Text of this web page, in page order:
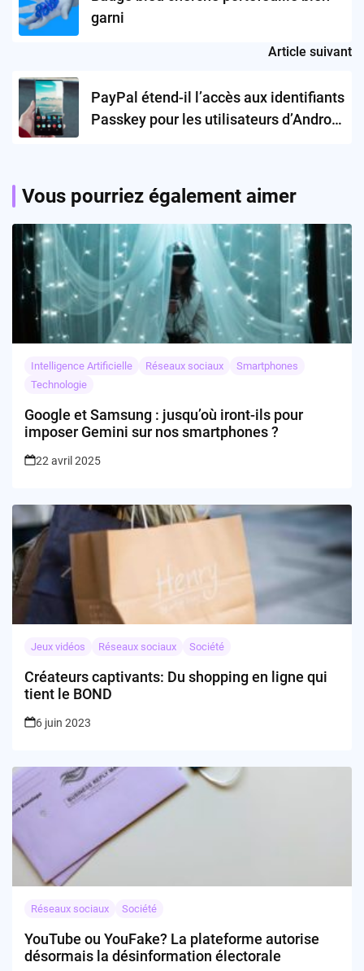
garni
Article suivant
PayPal étend-il l’accès aux identifiants
Passkey pour les utilisateurs d’Android
Vous pourriez également aimer
Intelligence Artificielle Réseaux sociaux
Smartphones
Technologie
Google et Samsung : jusqu’où iront-ils pour
imposer Gemini sur nos smartphones ?
22 avril 2025
Jeux vidéos Réseaux sociaux Société
Créateurs captivants: Du shopping en ligne qui
tient le BOND
6 juin 2023
Réseaux sociaux Société
YouTube ou YouFake? La plateforme autorise
désormais la désinformation électorale